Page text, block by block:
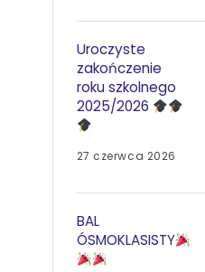
Uroczyste
zakończenie
roku szkolnego
2025/2026
27 czerwca 2026
BAL
ÓSMOKLASISTY